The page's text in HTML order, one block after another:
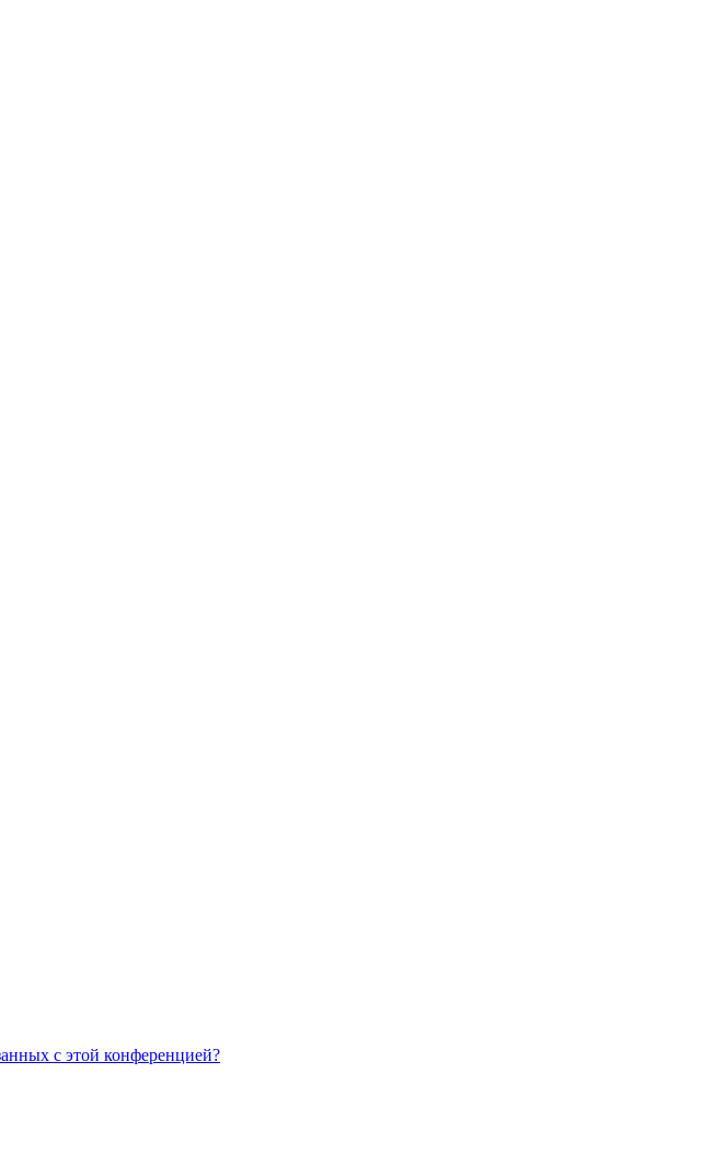
с этой конференцией?